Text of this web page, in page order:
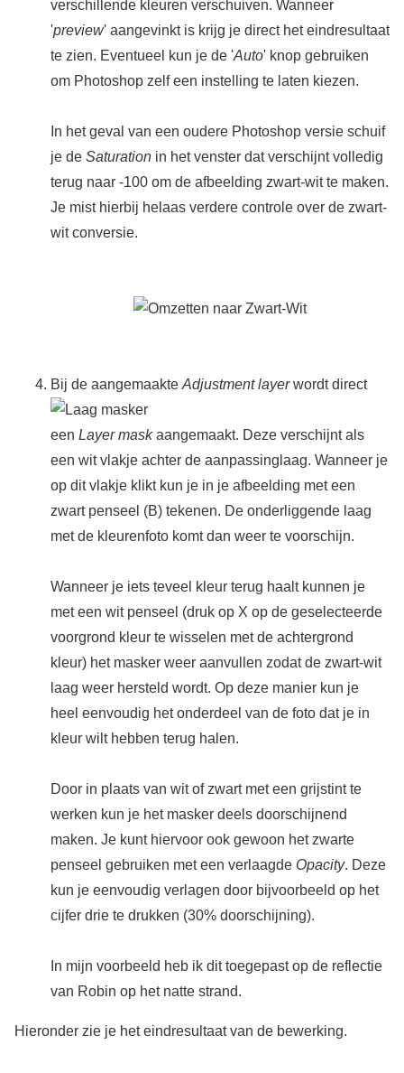
verschillende kleuren verschuiven. Wanneer
'preview' aangevinkt is krijg je direct het eindresultaat
te zien. Eventueel kun je de 'Auto' knop gebruiken
om Photoshop zelf een instelling te laten kiezen.
In het geval van een oudere Photoshop versie schuif
je de Saturationin het venster dat verschijnt volledig
terug naar -100 om de afbeelding zwart-wit te maken.
Je mist hierbij helaas verdere controle over de zwart-
wit conversie.
Bij de aangemaakteAdjustment layerwordt direct
een Layer maskaangemaakt. Deze verschijnt als
een wit vlakje achter de aanpassinglaag. Wanneer je
op dit vlakje klikt kun je in je afbeelding met een
zwart penseel (B) tekenen. De onderliggende laag
met de kleurenfoto komt dan weer te voorschijn.
Wanneer je iets teveel kleur terug haalt kunnen je
met een wit penseel (druk op X op de geselecteerde
voorgrond kleur te wisselen met de achtergrond
kleur) het masker weer aanvullen zodat de zwart-wit
laag weer hersteld wordt. Op deze manier kun je
heel eenvoudig het onderdeel van de foto dat je in
kleur wilt hebben terug halen.
Door in plaats van wit of zwart met een grijstint te
werken kun je het masker deels doorschijnend
maken. Je kunt hiervoor ook gewoon het zwarte
penseel gebruiken met een verlaagde Opacity. Deze
kun je eenvoudig verlagen door bijvoorbeeld op het
cijfer drie te drukken (30% doorschijning).
In mijn voorbeeld heb ik dit toegepast op de reflectie
van Robin op het natte strand.
Hieronder zie je het eindresultaat van de bewerking.